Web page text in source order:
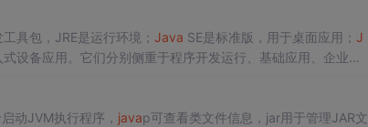
具包，JRE是运行环境； Java SE是标准版，用于桌面应用； J
设备应用。它们分别侧重于程序开发运行、基础应用、企业级
动JVM执行程序， javap可查看类文件信息，jar用于管理JAR文